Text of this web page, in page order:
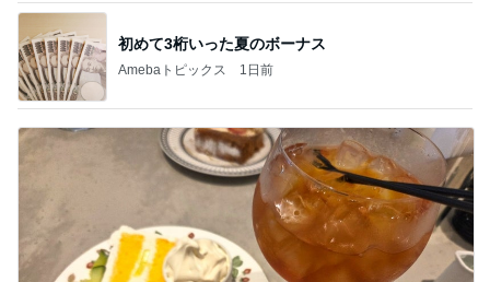
初めて3桁いった夏のボーナス
Amebaトピックス 1日前